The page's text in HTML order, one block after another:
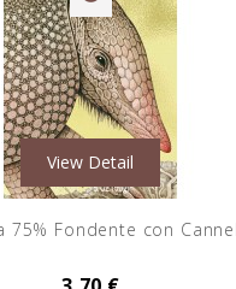
View Detail
75% Fondente con